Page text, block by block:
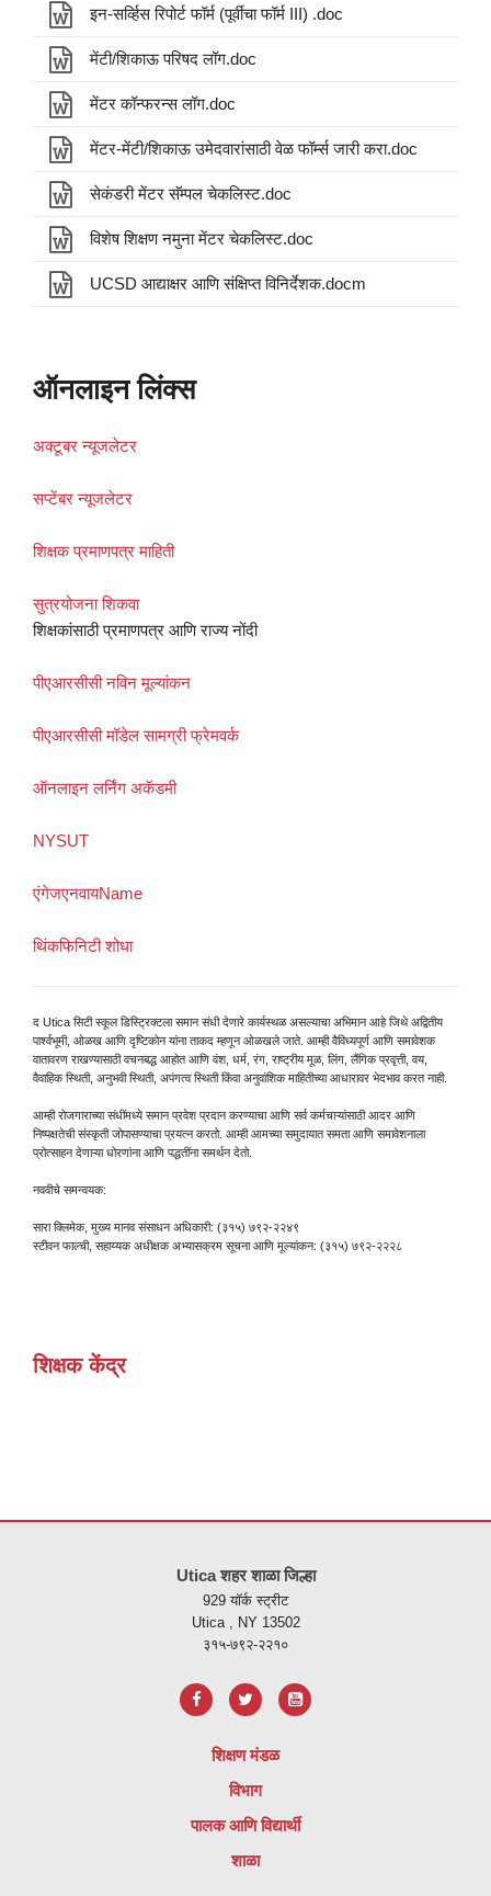
इन-सर्व्हिस रिपोर्ट फॉर्म (पूर्वीचा फॉर्म III) .doc
मेंटी/शिकाऊ परिषद लॉग.doc
मेंटर कॉन्फरन्स लॉग.doc
मेंटर-मेंटी/शिकाऊ उमेदवारांसाठी वेळ फॉर्म्स जारी करा.doc
सेकंडरी मेंटर सॅम्पल चेकलिस्ट.doc
विशेष शिक्षण नमुना मेंटर चेकलिस्ट.doc
UCSD आद्याक्षर आणि संक्षिप्त विनिर्देशक.docm
ऑनलाइन लिंक्स
अक्टूबर न्यूजलेटर
सप्टेंबर न्यूजलेटर
शिक्षक प्रमाणपत्र माहिती
सुत्रयोजना शिकवा
शिक्षकांसाठी प्रमाणपत्र आणि राज्य नोंदी
पीएआरसीसी नविन मूल्यांकन
पीएआरसीसी मॉडेल सामग्री फ्रेमवर्क
ऑनलाइन लर्निंग अकॅडमी
NYSUT
एंगेजएनवायName
थिंकफिनिटी शोधा
द Utica सिटी स्कूल डिस्ट्रिक्टला समान संधी देणारे कार्यस्थळ असल्याचा अभिमान आहे जिथे अद्वितीय
पार्श्वभूमी, ओळख आणि दृष्टिकोन यांना ताकद म्हणून ओळखले जाते. आम्ही वैविध्यपूर्ण आणि समावेशक
वातावरण राखण्यासाठी वचनबद्ध आहोत आणि वंश, धर्म, रंग, राष्ट्रीय मूळ, लिंग, लैंगिक प्रवृत्ती, वय,
वैवाहिक स्थिती, अनुभवी स्थिती, अपंगत्व स्थिती किंवा अनुवांशिक माहितीच्या आधारावर भेदभाव करत नाही.
आम्ही रोजगाराच्या संधींमध्ये समान प्रवेश प्रदान करण्याचा आणि सर्व कर्मचाऱ्यांसाठी आदर आणि
निष्पक्षतेची संस्कृती जोपासण्याचा प्रयत्न करतो. आम्ही आमच्या समुदायात समता आणि समावेशनाला
प्रोत्साहन देणाऱ्या धोरणांना आणि पद्धतींना समर्थन देतो.
नववीचे समन्वयक:
सारा क्लिमेक, मुख्य मानव संसाधन अधिकारी: (३१५) ७९२-२२४९
स्टीवन फाल्ची, सहाय्यक अधीक्षक अभ्यासक्रम सूचना आणि मूल्यांकन: (३१५) ७९२-२२२८
शिक्षक केंद्र
Utica शहर शाळा जिल्हा
929 यॉर्क स्ट्रीट
Utica , NY 13502
३१५-७९२-२२१०
शिक्षण मंडळ
विभाग
पालक आणि विद्यार्थी
शाळा